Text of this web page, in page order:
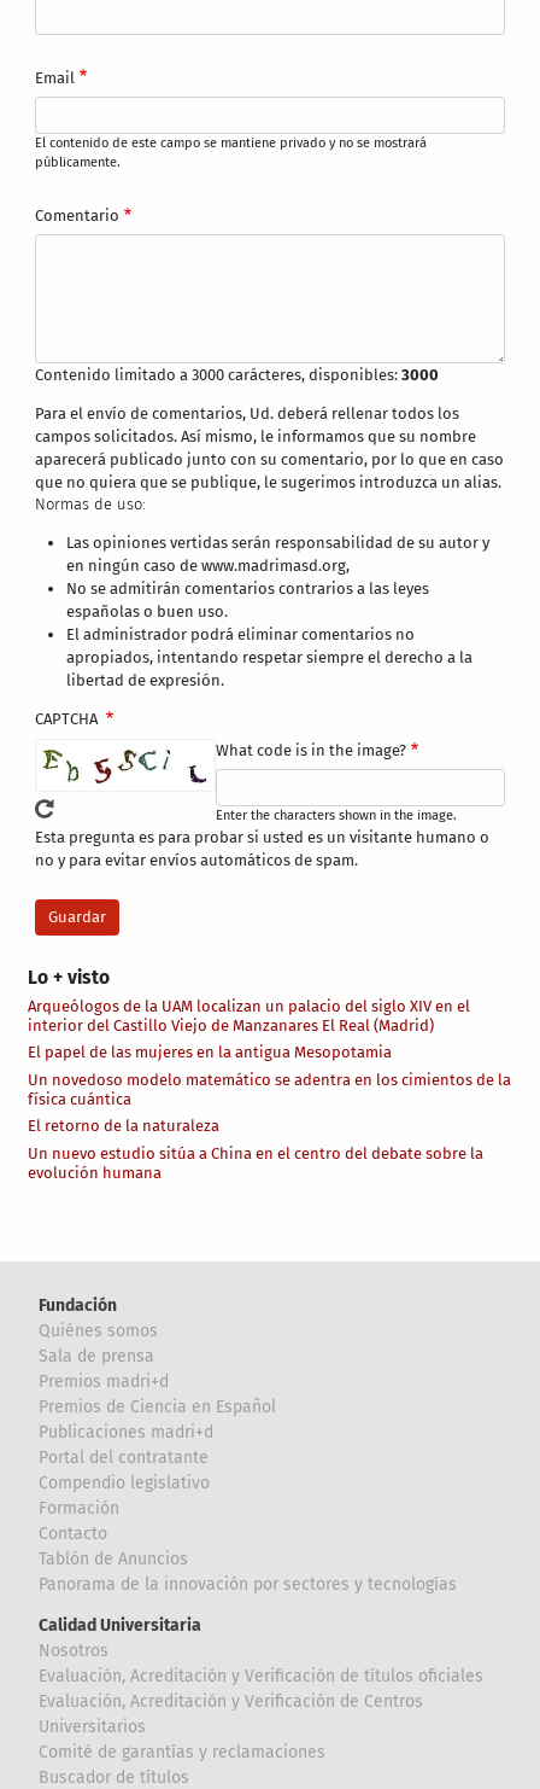
Lo + visto
Arqueólogos de la UAM localizan un palacio del siglo XIV en el
interior del Castillo Viejo de Manzanares El Real (Madrid)
El papel de las mujeres en la antigua Mesopotamia
Un novedoso modelo matemático se adentra en los cimientos de la
física cuántica
El retorno de la naturaleza
Un nuevo estudio sitúa a China en el centro del debate sobre la
evolución humana
Email
El contenido de este campo se mantiene privado y no se mostrará
públicamente.
Comentario
Contenido limitado a 3000 carácteres, disponibles:3000
Para el envío de comentarios, Ud. deberá rellenar todos los
campos solicitados. Así mismo, le informamos que su nombre
aparecerá publicado junto con su comentario, por lo que en caso
que no quiera que se publique, le sugerimos introduzca un alias.
Normas de uso:
Las opiniones vertidas serán responsabilidad de su autor y
en ningún caso de www.madrimasd.org,
No se admitirán comentarios contrarios a las leyes
españolas o buen uso.
El administrador podrá eliminar comentarios no
apropiados, intentando respetar siempre el derecho a la
libertad de expresión.
CAPTCHA
What code is in the image?
Enter the characters shown in the image.
Esta pregunta es para probar si usted es un visitante humano o
no y para evitar envíos automáticos de spam.
Fundación
Quiénes somos
Sala de prensa
Premios madri+d
Premios de Ciencia en Español
Publicaciones madri+d
Portal del contratante
Compendio legislativo
Formación
Contacto
Tablón de Anuncios
Panorama de la innovación por sectores y tecnologías
Calidad Universitaria
Nosotros
Evaluación, Acreditación y Verificación de títulos oficiales
Evaluación, Acreditación y Verificación de Centros
Universitarios
Comité de garantías y reclamaciones
Buscador de títulos